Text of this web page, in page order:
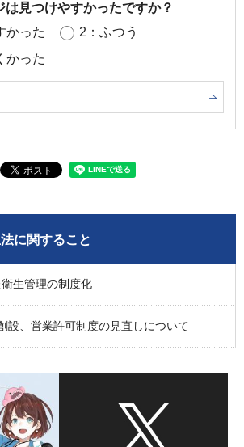
は見つけやすかったですか？
かった
2：ふつう
かった
に関すること
生管理の制度化
設、営業許可制度の見直しについて